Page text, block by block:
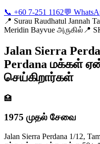
📞 +60 7-251 1162💬
📍 Surau Raudhatul Jannah
Meridin Bayvue அருகில் 📍
Jalan Sierra
Perdana மக்கள்
செய்கிறார்கள்
🏥
1975 முதல் சேவை
Jalan Sierra Perdana 1/12,